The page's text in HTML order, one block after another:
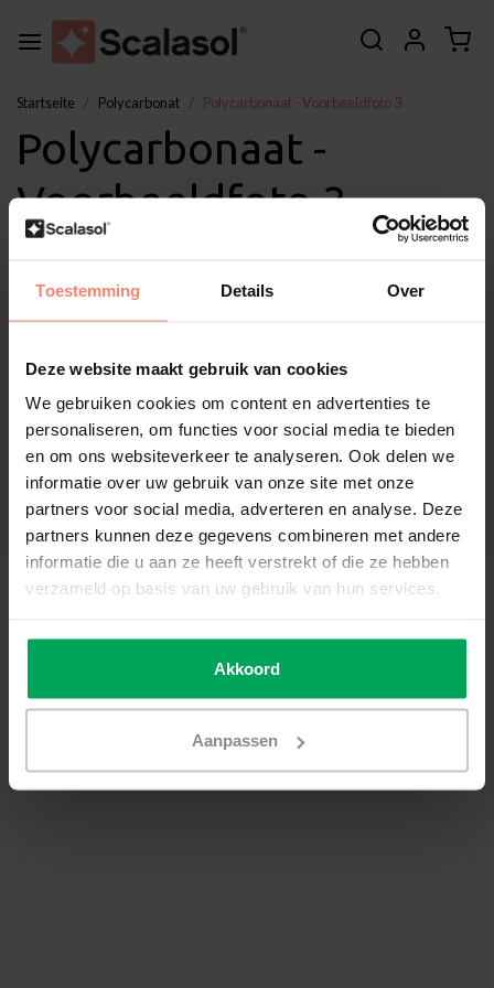
Toestemming Details Over
Deze website maakt gebruik van cookies
We gebruiken cookies om content en advertenties te
personaliseren, om functies voor social media te bieden
en om ons websiteverkeer te analyseren. Ook delen we
informatie over uw gebruik van onze site met onze
partners voor social media, adverteren en analyse. Deze
partners kunnen deze gegevens combineren met andere
informatie die u aan ze heeft verstrekt of die ze hebben
verzameld op basis van uw gebruik van hun services.
Akkoord
Aanpassen
Startseite Polycarbonat Polycarbonaat - Voorbeeldfoto 3
Polycarbonaat -
Voorbeeldfoto 3
Über Scalasol®
Service
Sonstige
Kundendienst
Mein Konto
Kategorien
Kontakt